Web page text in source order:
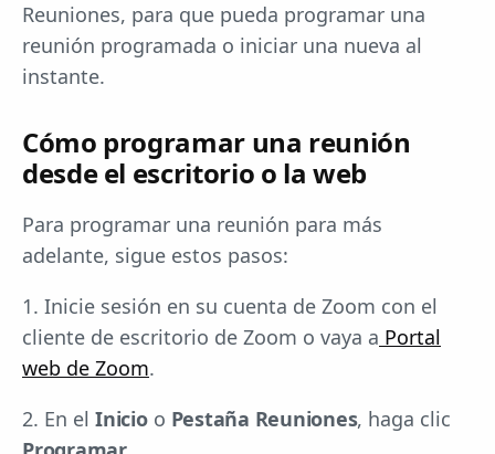
Reuniones, para que pueda programar una
reunión programada o iniciar una nueva al
instante.
Cómo programar una reunión
desde el escritorio o la web
Para programar una reunión para más
adelante, sigue estos pasos:
1. Inicie sesión en su cuenta de Zoom con el
cliente de escritorio de Zoom o vaya a Portal
web de Zoom.
2. En el Inicioo Pestaña Reuniones, haga clic